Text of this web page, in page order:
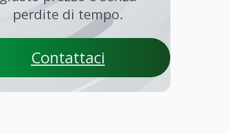
perdite di tempo.
Contattaci